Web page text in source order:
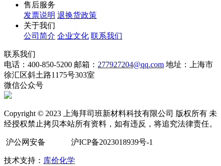
售后服务
发票说明 退换货政策
关于我们
公司简介 企业文化 联系我们
联系我们
电话：400-850-5200 邮箱： 277927204@qq.com 地址：上海市
徐汇区斜土路1175号303室
微信公众号
Copyright © 2023 上海拜司班新材料科技有限公司 版权所有 未
经授权禁止拷贝本站所有资料，如有违反，将追究法律责任。
沪公网安备 沪ICP备2023018939号-1
技术支持： 库价化学